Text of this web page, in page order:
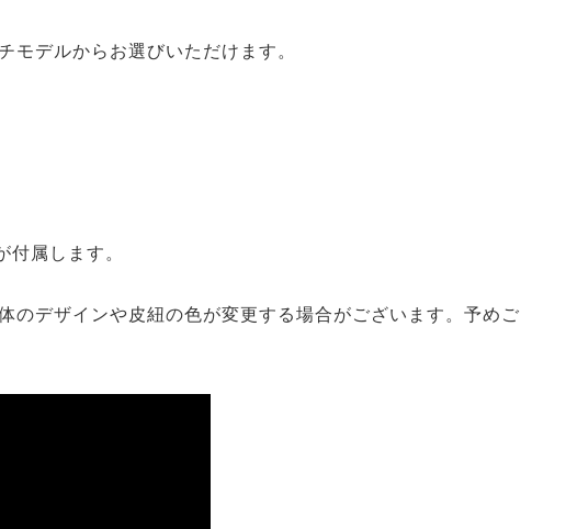
モデルからお選びいただけます。
属します。
のデザインや皮紐の色が変更する場合がございます。予めご